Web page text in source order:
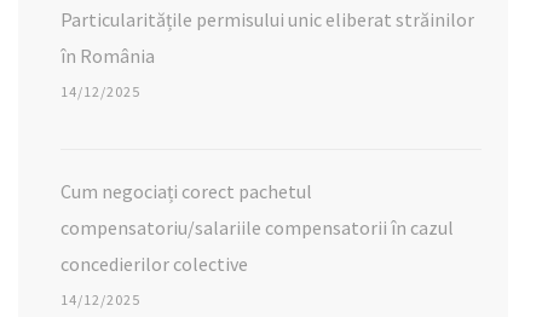
Particularitățile permisului unic eliberat străinilor
în România
14/12/2025
Cum negociați corect pachetul
compensatoriu/salariile compensatorii în cazul
concedierilor colective
14/12/2025